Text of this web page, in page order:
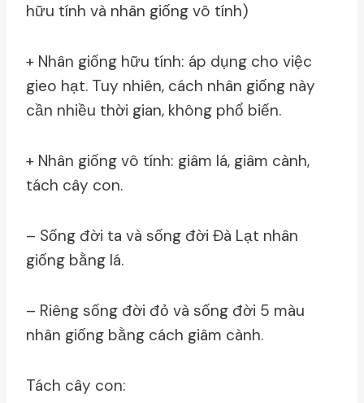
hữu tính và nhân giống vô tính)
+ Nhân giống hữu tính: áp dụng cho việc
gieo hạt. Tuy nhiên, cách nhân giống này
cần nhiều thời gian, không phổ biến.
+ Nhân giống vô tính: giâm lá, giâm cành,
tách cây con.
– Sống đời ta và sống đời Đà Lạt nhân
giống bằng lá.
– Riêng sống đời đỏ và sống đời 5 màu
nhân giống bằng cách giâm cành.
Tách cây con: